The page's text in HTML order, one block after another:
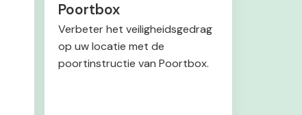
Poortbox
Verbeter het veiligheidsgedrag
op uw locatie met de
poortinstructie van Poortbox.